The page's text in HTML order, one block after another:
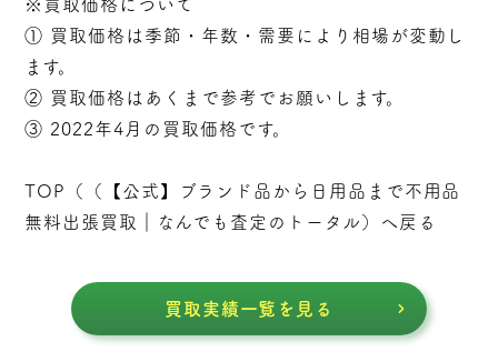
※買取価格について
① 買取価格は季節・年数・需要により相場が変動し
ます。
② 買取価格はあくまで参考でお願いします。
③ 2022年4月の買取価格です。
TOP（（
【公式】ブランド品から日用品まで不用品
無料出張買取｜なんでも査定のトータル ）へ戻る
買取実績一覧を見る